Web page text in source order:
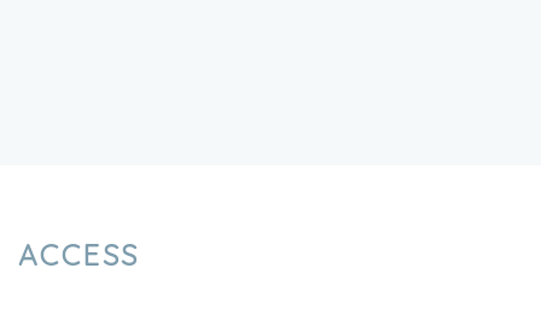
ACCESS